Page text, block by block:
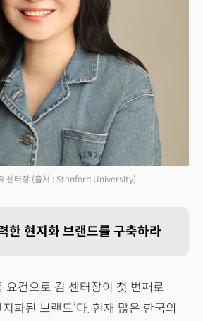
센터장 (출처 : Stanford University)
한 현지화 브랜드를 구축하라
요건으로 김 센터장이 첫 번째로
화된 브랜드’다. 현재 많은 한국의